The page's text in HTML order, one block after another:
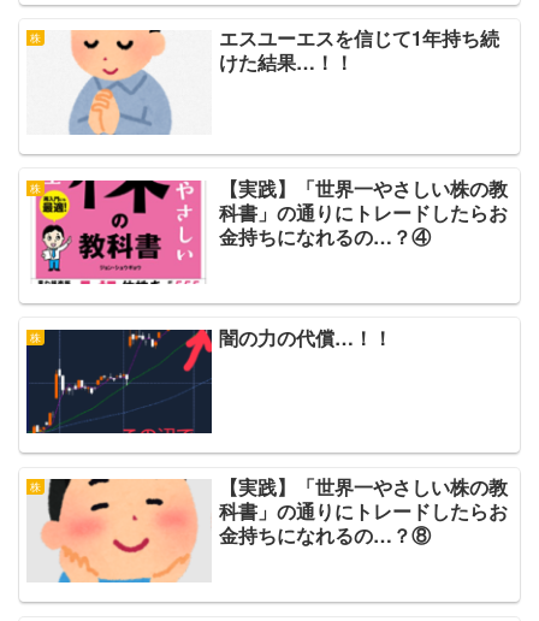
株
エスユーエスを信じて1年持ち続
けた結果…！！
株
【実践】「世界一やさしい株の教
科書」の通りにトレードしたらお
金持ちになれるの…？④
株 闇の力の代償…！！
株
【実践】「世界一やさしい株の教
科書」の通りにトレードしたらお
金持ちになれるの…？⑧